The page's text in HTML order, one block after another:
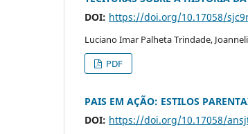
DOI: https://doi.org/10.17058/
Luciano Imar Palheta Trindade,
PDF
PAIS EM AÇÃO: ESTILOS
DOI: https://doi.org/10.17058/